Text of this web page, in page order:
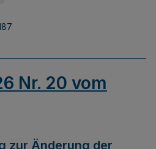
Nr. 20 vom
zur Änderung der